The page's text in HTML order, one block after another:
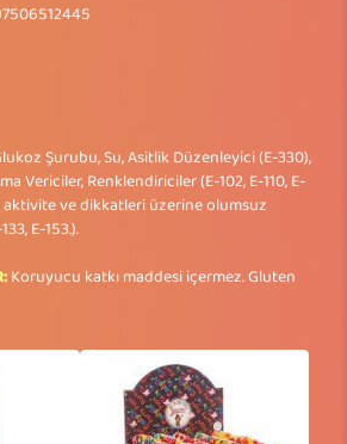
Şurubu, Su, Asitlik Düzenleyici (E-330),
Vericiler, Renklendiriciler (E-102, E-110, E-
aktivite ve dikkatleri üzerine olumsuz
E-153.).
Koruyucu katkı maddesi içermez. Gluten